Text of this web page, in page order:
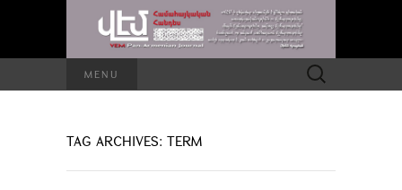
MENU
Search
for:
TAG ARCHIVES: TERM